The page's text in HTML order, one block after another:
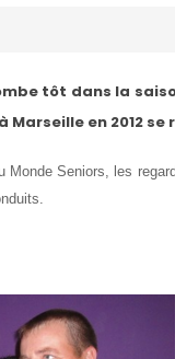
tôt dans la
Marseille en 2012
Monde Seniors, les